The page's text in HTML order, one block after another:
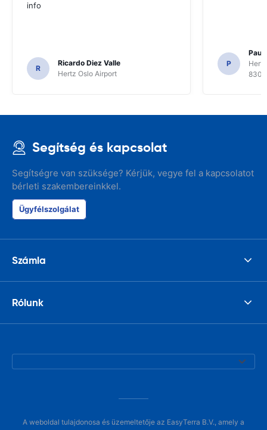
info
R
Ricardo Diez Valle
Hertz Oslo Airport
P
Paul
8300
Segítség és kapcsolat
Segítségre van szüksége? Kérjük, vegye fel a kapcsolatot
bérleti szakembereinkkel.
Ügyfélszolgálat
Számla
Rólunk
A weboldal tulajdonosa és üzemeltetője az EasyTerra B.V., amely a